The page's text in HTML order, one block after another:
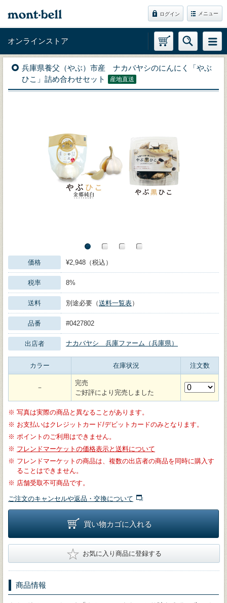
ログイン メニュー
オンラインストア
兵庫県養父（やぶ）市産 ナカバヤシのにんにく「やぶ
ひこ」詰め合わせセット
産地直送
価格 ¥2,948（税込）
税率 8%
送料 別途必要（送料一覧表）
品番 #0427802
出店者 ナカバヤシ 兵庫ファーム（兵庫県）
カラー 在庫状況 注文数
－
完売
ご好評により完売しました
※ 写真は実際の商品と異なることがあります。
※ お支払いはクレジットカード/デビットカードのみとなります。
※ ポイントのご利用はできません。
※ フレンドマーケットの価格表示と送料について
※ フレンドマーケットの商品は、複数の出店者の商品を同時に購入す
ることはできません。
※ 店舗受取不可商品です。
ご注文のキャンセルや返品・交換について
買い物カゴに入れる
★ お気に入り商品に登録する
商品情報